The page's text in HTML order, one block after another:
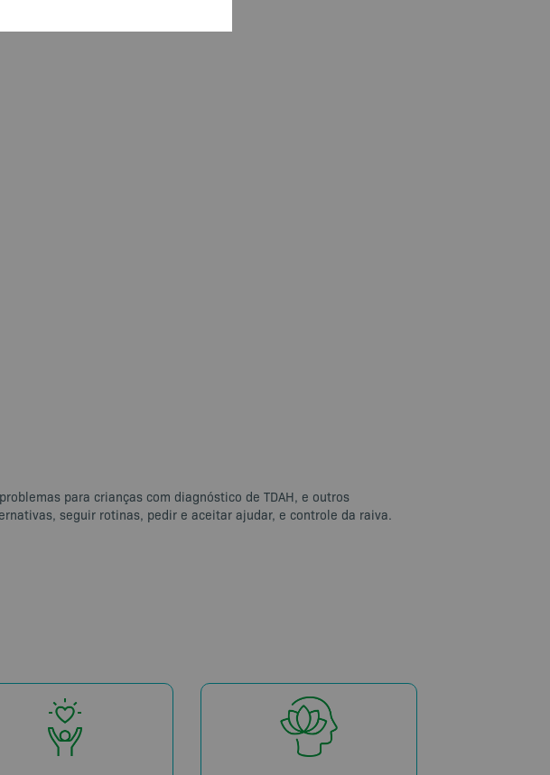
para crianças com diagnóstico de TDAH, e outros
seguir rotinas, pedir e aceitar ajudar, e controle da raiva.